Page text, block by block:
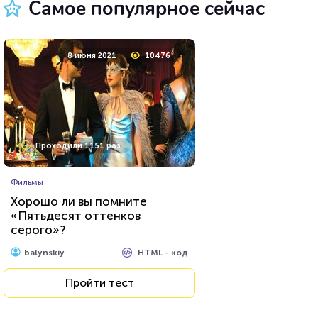
24 марта 2021
Проходили 22949 раз
Угадай футболиста по фото!
Пройти тест
Самое популярное сейчас
8 июня 2021 10476
Проходили 1151 раз
Фильмы
Хорошо ли вы помните
«Пятьдесят оттенков
серого»?
balynskiy HTML - код
Пройти тест